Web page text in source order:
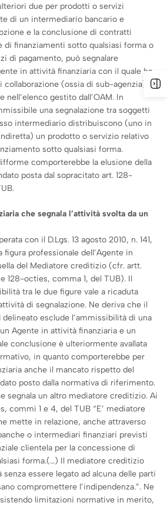
due per prodotti o servizi
di un intermediario bancario e
e la conclusione di contratti
di finanziamenti sotto qualsiasi forma o
di pagamento, può segnalare
in attività finanziaria con il quale ha
collaborazione (ossia di sub-agenzia)
nell’elenco gestito dall’OAM. In
una segnalazione tra soggetti
intermediario distribuiscono (uno in
un prodotto o servizio relativo
sotto qualsiasi forma.
comporterebbe la elusione della
posta dal sopracitato art. 128-
che segnala l’attività svolta da un
con il D.Lgs. 13 agosto 2010, n. 141,
figura professionale dell’Agente in
del Mediatore creditizio (cfr. artt.
128-octies, comma 1, del TUB). Il
tra le due figure vale a ricaduta
di segnalazione. Ne deriva che il
esclude l’ammissibilità di una
Agente in attività finanziaria e un
conclusione è ulteriormente avallata
in quanto comporterebbe per
anche il mancato rispetto del
posto dalla normativa di riferimento.
segnala un altro mediatore creditizio. Ai
commi 1 e 4, del TUB “E’ mediatore
mette in relazione, anche attraverso
o intermediari finanziari previsti
clientela per la concessione di
forma.(…) Il mediatore creditizio
essere legato ad alcuna delle parti
compromettere l’indipendenza.”. Ne
limitazioni normative in merito,